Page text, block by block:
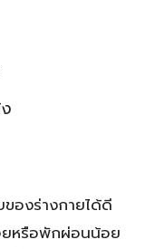
องร่างกายได้ดี
ยหรือพักผ่อนน้อย